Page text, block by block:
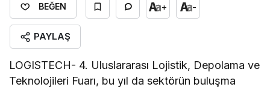
BEĞEN + -
PAYLAŞ
LOGISTECH- 4. Uluslararası Lojistik, Depolama ve
Teknolojileri Fuarı, bu yıl da sektörün buluşma